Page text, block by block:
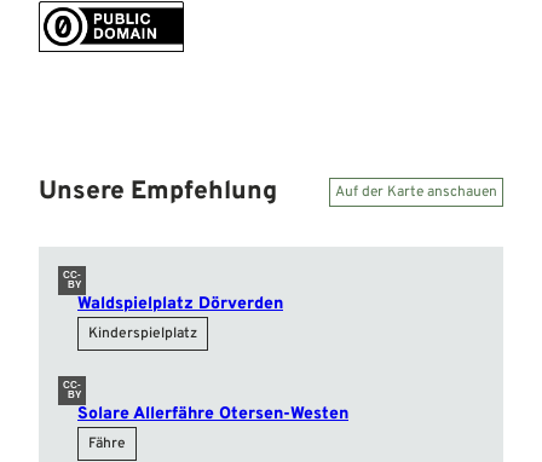
Unsere Empfehlung Auf der Karte anschauen
CC-
BY
Waldspielplatz Dörverden
Kinderspielplatz
CC-
BY
Solare Allerfähre Otersen-Westen
Fähre